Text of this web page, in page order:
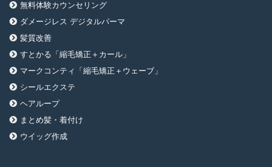
無料体験カウンセリング
ダメージレス デジタルパーマ
髪質改善
すとかる「縮毛矯正＋カール」
マークコンティ「縮毛矯正＋ウェーブ」
シールエクステ
ヘアループ
まとめ髪・着付け
ウイッグ作成